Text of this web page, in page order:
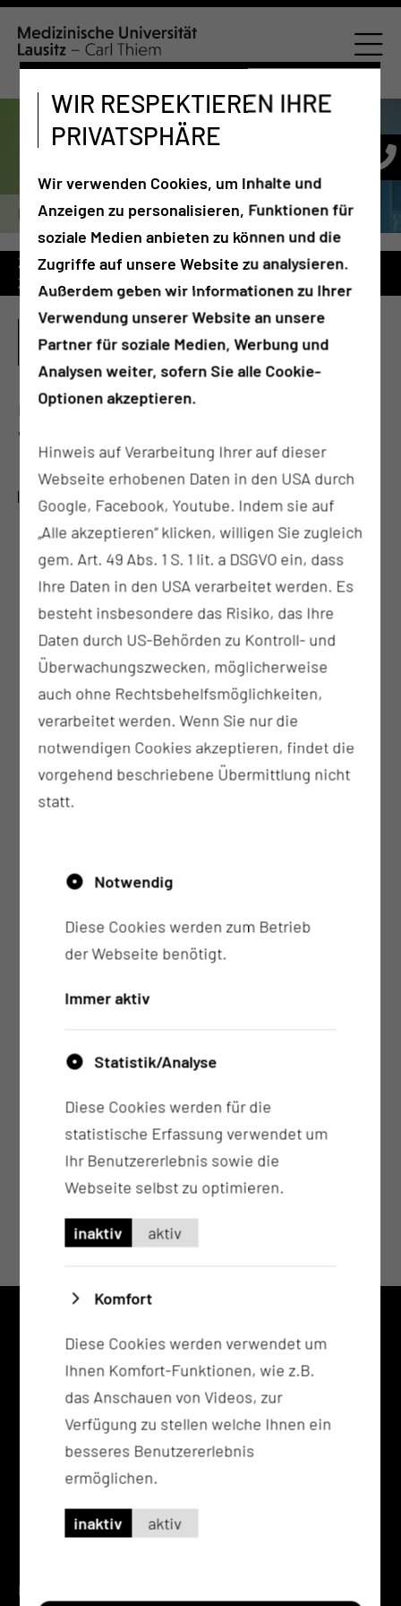
Kopf-Hals-Tumor-Zentrum
Zuweiser Tumorkonferenzen
Kopf-Hals-Tumore
Zusatzbezeichnung Plastische Operationen
ZUSATZBEZEICHNUNG PLASTISCHE
OPERATIONEN
PD. Dr. med. Herzog verfügt über die volle
Weiterbildungsermächtigung (24 Monate).
WEITERBILDUNGSINHALTE:
plastische Ohr-Operationen (z.B. Otoplastik)
plastische Nasenoperationen (z.B.
Septorhinoplastik)
plstisch-rekonstruktive Gesichtschirurgie (z.B.
lokale Lappenplastiken)
Rekonstruktive Onkochirurgie (z.B. freie
Transplantate)
post-traumatische rekonstruktive Chirurgie
(z.B. Schädelbasisrekonstruktionen)
0355 46 -0
info@mul-ct.de
ADRESSE
Medizinische Universität Lausitz - Carl Thiem
Thiemstr. 111
03048 Cottbus
RECHTLICHES
WIR RESPEKTIEREN IHRE
PRIVATSPHÄRE
Wir verwenden Cookies, um Inhalte und
Anzeigen zu personalisieren, Funktionen für
soziale Medien anbieten zu können und die
Zugriffe auf unsere Website zu analysieren.
Außerdem geben wir Informationen zu Ihrer
Verwendung unserer Website an unsere
Partner für soziale Medien, Werbung und
Analysen weiter, sofern Sie alle Cookie-
Optionen akzeptieren.
Hinweis auf Verarbeitung Ihrer auf dieser
Webseite erhobenen Daten in den USA durch
Google, Facebook, Youtube. Indem sie auf
„Alle akzeptieren“ klicken, willigen Sie zugleich
gem. Art. 49 Abs. 1 S. 1 lit. a DSGVO ein, dass
Ihre Daten in den USA verarbeitet werden. Es
besteht insbesondere das Risiko, das Ihre
Daten durch US-Behörden zu Kontroll- und
Überwachungszwecken, möglicherweise
auch ohne Rechtsbehelfsmöglichkeiten,
verarbeitet werden. Wenn Sie nur die
notwendigen Cookies akzeptieren, findet die
vorgehend beschriebene Übermittlung nicht
statt.
Notwendig
Diese Cookies werden zum Betrieb
der Webseite benötigt.
Immer aktiv
Statistik/Analyse
Diese Cookies werden für die
statistische Erfassung verwendet um
Ihr Benutzererlebnis sowie die
Webseite selbst zu optimieren.
inaktiv aktiv
Komfort
Diese Cookies werden verwendet um
Ihnen Komfort-Funktionen, wie z.B.
das Anschauen von Videos, zur
Verfügung zu stellen welche Ihnen ein
besseres Benutzererlebnis
ermöglichen.
inaktiv aktiv